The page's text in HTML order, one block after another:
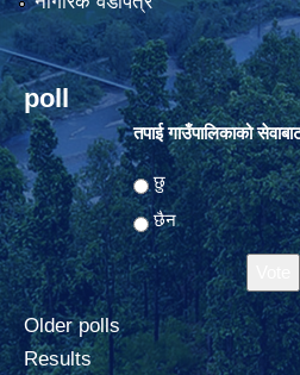
poll
तपाई गाउँपालिकाको
Choices
छु
छैन
Older polls
Results